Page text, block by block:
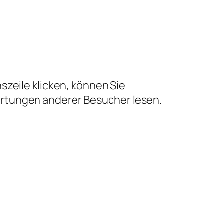
klicken, können Sie
anderer Besucher lesen.